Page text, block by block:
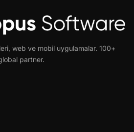
web ve mobil uygulamalar. 100+
partner.